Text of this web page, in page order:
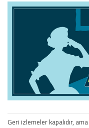
Geri izlemeler kapalıdır, ama